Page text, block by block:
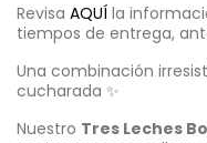
Revisa AQUÍ la
tiempos de entrega,
Una combinación
cucharada ✨
Nuestro Tres Leches